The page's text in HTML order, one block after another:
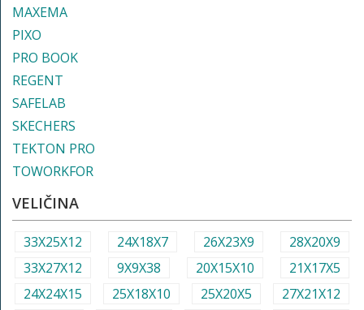
MAXEMA
PIXO
PRO BOOK
REGENT
SAFELAB
SKECHERS
TEKTON PRO
TOWORKFOR
VELIČINA
33X25X12 24X18X7 26X23X9
28X20X9
33X27X12
9X9X38 20X15X10
21X17X5
24X24X15
25X18X10 25X20X5
27X21X12